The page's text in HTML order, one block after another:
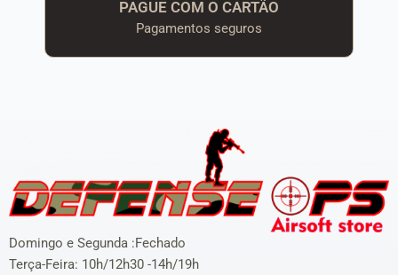
PAGUE COM O CARTÃO
Pagamentos seguros
Domingo e Segunda :Fechado
Terça-Feira: 10h/12h30 -14h/19h